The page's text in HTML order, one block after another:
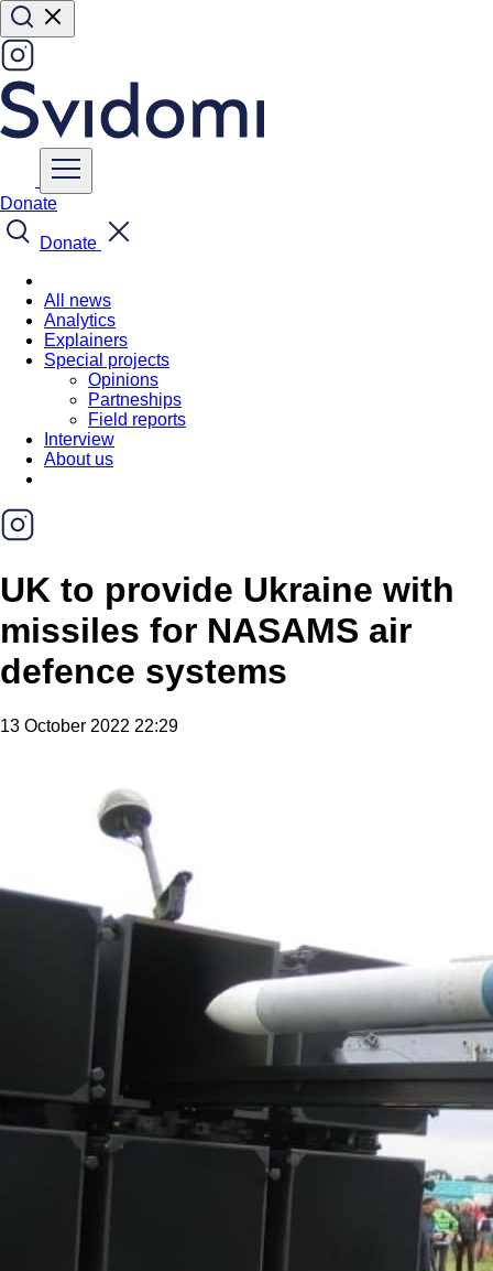
Donate
Donate
All news
Analytics
Explainers
Special projects
Opinions
Partneships
Field reports
Interview
About us
UK to provide Ukraine with
missiles for NASAMS air
defence systems
13 October 2022 22:29